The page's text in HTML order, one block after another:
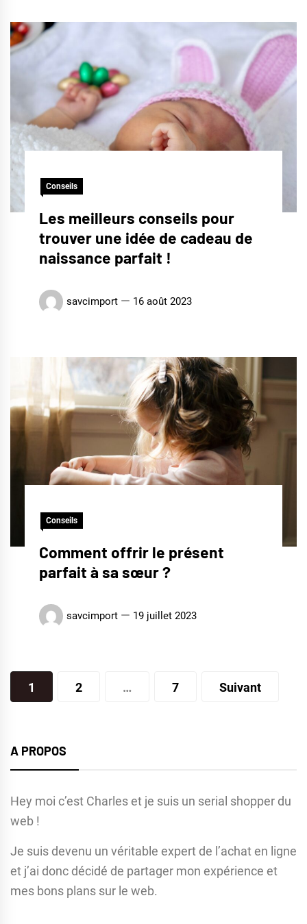
Conseils
Les meilleurs conseils pour
trouver une idée de cadeau de
naissance parfait !
savcimport 16 août 2023
Conseils
Comment offrir le présent
parfait à sa sœur ?
savcimport 19 juillet 2023
Pagination
des
1 2 … 7 Suivant
A PROPOS
Hey moi c’est Charles et je suis un serial shopper du
web !
Je suis devenu un véritable expert de l’achat en ligne
et j’ai donc décidé de partager mon expérience et
mes bons plans sur le web.